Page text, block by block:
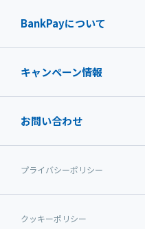
BankPayについて
キャンペーン情報
お問い合わせ
プライバシーポリシー
クッキーポリシー